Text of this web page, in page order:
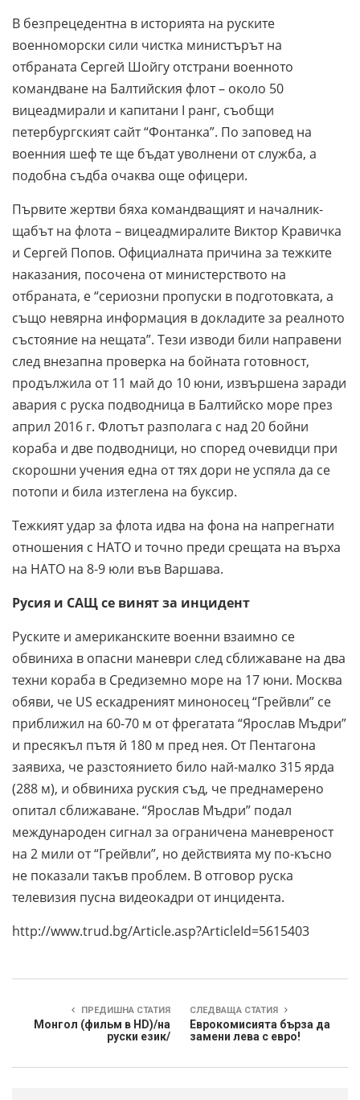
В безпрецедентна в историята на руските
военноморски сили чистка министърът на
отбраната Сергей Шойгу отстрани военното
командване на Балтийския флот – около 50
вицеадмирали и капитани I ранг, съобщи
петербургският сайт “Фонтанка”. По заповед на
военния шеф те ще бъдат уволнени от служба, а
подобна съдба очаква още офицери.
Първите жертви бяха командващият и началник-
щабът на флота – вицеадмиралите Виктор Кравичка
и Сергей Попов. Официалната причина за тежките
наказания, посочена от министерството на
отбраната, е “сериозни пропуски в подготовката, а
също невярна информация в докладите за реалното
състояние на нещата”. Тези изводи били направени
след внезапна проверка на бойната готовност,
продължила от 11 май до 10 юни, извършена заради
авария с руска подводница в Балтийско море през
април 2016 г. Флотът разполага с над 20 бойни
кораба и две подводници, но според очевидци при
скорошни учения една от тях дори не успяла да се
потопи и била изтеглена на буксир.
Тежкият удар за флота идва на фона на напрегнати
отношения с НАТО и точно преди срещата на върха
на НАТО на 8-9 юли във Варшава.
Русия и САЩ се винят за инцидент
Руските и американските военни взаимно се
обвиниха в опасни маневри след сближаване на два
техни кораба в Средиземно море на 17 юни. Москва
обяви, че US ескадреният миноносец “Грейвли” се
приближил на 60-70 м от фрегатата “Ярослав Мъдри”
и пресякъл пътя й 180 м пред нея. От Пентагона
заявиха, че разстоянието било най-малко 315 ярда
(288 м), и обвиниха руския съд, че преднамерено
опитал сближаване. “Ярослав Мъдри” подал
международен сигнал за ограничена маневреност
на 2 мили от “Грейвли”, но действията му по-късно
не показали такъв проблем. В отговор руска
телевизия пусна видеокадри от инцидента.
http://www.trud.bg/Article.asp?ArticleId=5615403
ПРЕДИШНА СТАТИЯ
Монгол (фильм в HD)/на
руски език/
СЛЕДВАЩА СТАТИЯ
Еврокомисията бърза да
замени лева с евро!